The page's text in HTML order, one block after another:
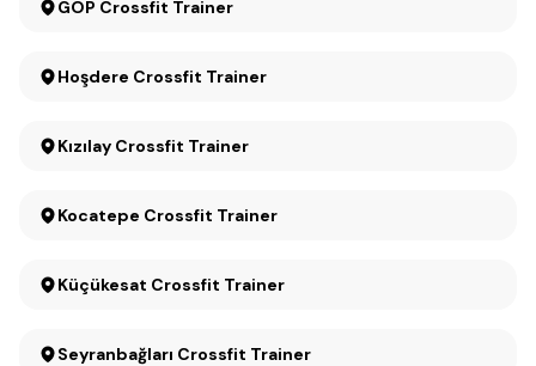
GOP Crossfit Trainer
Hoşdere Crossfit Trainer
Kızılay Crossfit Trainer
Kocatepe Crossfit Trainer
Küçükesat Crossfit Trainer
Seyranbağları Crossfit Trainer